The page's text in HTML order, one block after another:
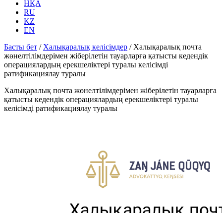
НҚА
RU
KZ
EN
Басты бет / Халықаралық келісімдер / Халықаралық почта
жөнелтілімдерімен жіберілетін тауарларға қатысты кедендік
операциялардың ерекшеліктері туралы келісімді
ратификациялау туралы
Халықаралық почта жөнелтілімдерімен жіберілетін тауарларға
қатысты кедендік операциялардың ерекшеліктері туралы
келісімді ратификациялау туралы